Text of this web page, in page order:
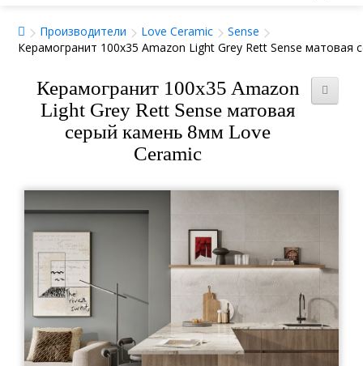
Производители Love Ceramic
Sense
Керамогранит 100x35 Amazon Light Grey Rett Sense матовая
Керамогранит 100x35 Amazon
Light Grey Rett Sense матовая
серый камень 8мм Love
Ceramic